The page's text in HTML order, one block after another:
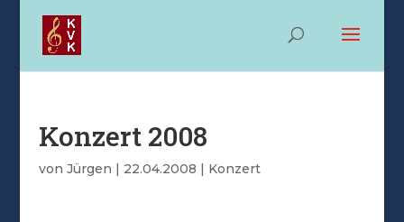
Konzert 2008
von Jürgen | 22.04.2008 | Konzert